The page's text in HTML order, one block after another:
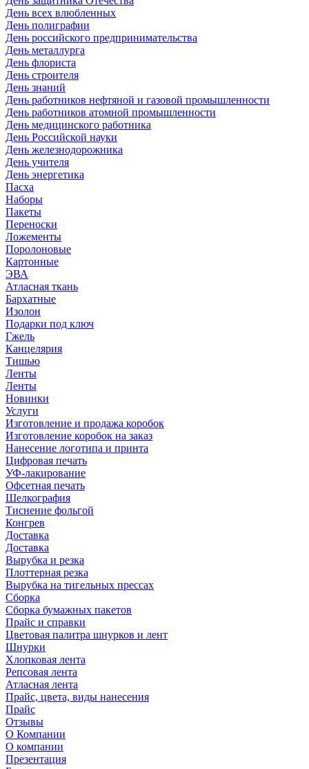
День всех влюбленных
День полиграфии
День российского предпринимательства
День металлурга
День флориста
День строителя
День знаний
День работников нефтяной и газовой промышленности
День работников атомной промышленности
День медицинского работника
День Российской науки
День железнодорожника
День учителя
День энергетика
Пасха
Наборы
Пакеты
Переноски
Ложементы
Поролоновые
Картонные
ЭВА
Атласная ткань
Бархатные
Изолон
Подарки под ключ
Гжель
Канцелярия
Тишью
Ленты
Ленты
Новинки
Услуги
Изготовление и продажа коробок
Изготовление коробок на заказ
Нанесение логотипа и принта
Цифровая печать
УФ-лакирование
Офсетная печать
Шелкография
Тиснение фольгой
Конгрев
Доставка
Доставка
Вырубка и резка
Плоттерная резка
Вырубка на тигельных прессах
Сборка
Сборка бумажных пакетов
Прайс и справки
Цветовая палитра шнурков и лент
Шнурки
Хлопковая лента
Репсовая лента
Атласная лента
Прайс, цвета, виды нанесения
Прайс
Отзывы
О Компании
О компании
Презентация